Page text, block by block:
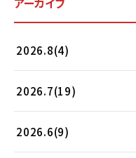
2026.8(4)
2026.7(19)
2026.6(9)